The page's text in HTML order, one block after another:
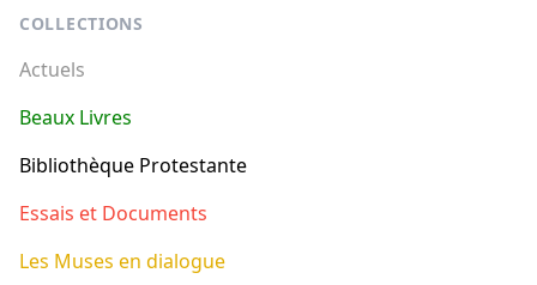
COLLECTIONS
Actuels
Beaux Livres
Bibliothèque Protestante
Essais et Documents
Les Muses en dialogue